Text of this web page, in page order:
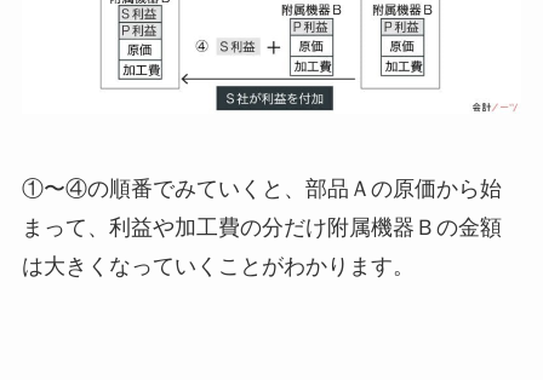
①〜④の順番でみていくと、部品Ａの原価から始
まって、利益や加工費の分だけ附属機器Ｂの金額
は大きくなっていくことがわかります。